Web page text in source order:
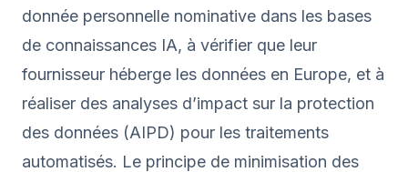
donnée personnelle nominative dans les bases
de connaissances IA, à vérifier que leur
fournisseur héberge les données en Europe, et à
réaliser des analyses d’impact sur la protection
des données (AIPD) pour les traitements
automatisés. Le principe de minimisation des